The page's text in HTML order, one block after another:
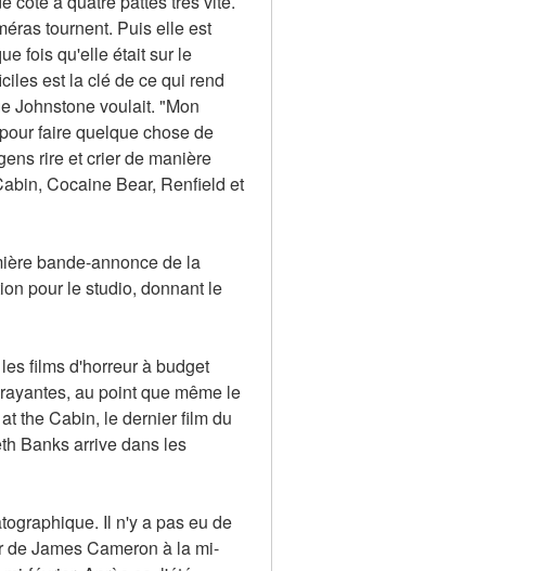
tournent. Puis elle est
fois qu'elle était sur le
est la clé de ce qui rend
Johnstone voulait. "Mon
faire quelque chose de
rire et crier de manière
Cocaine Bear, Renfield et
bande-annonce de la
pour le studio, donnant le
films d'horreur à budget
au point que même le
the Cabin, le dernier film du
Banks arrive dans les
Il n'y a pas eu de
James Cameron à la mi-